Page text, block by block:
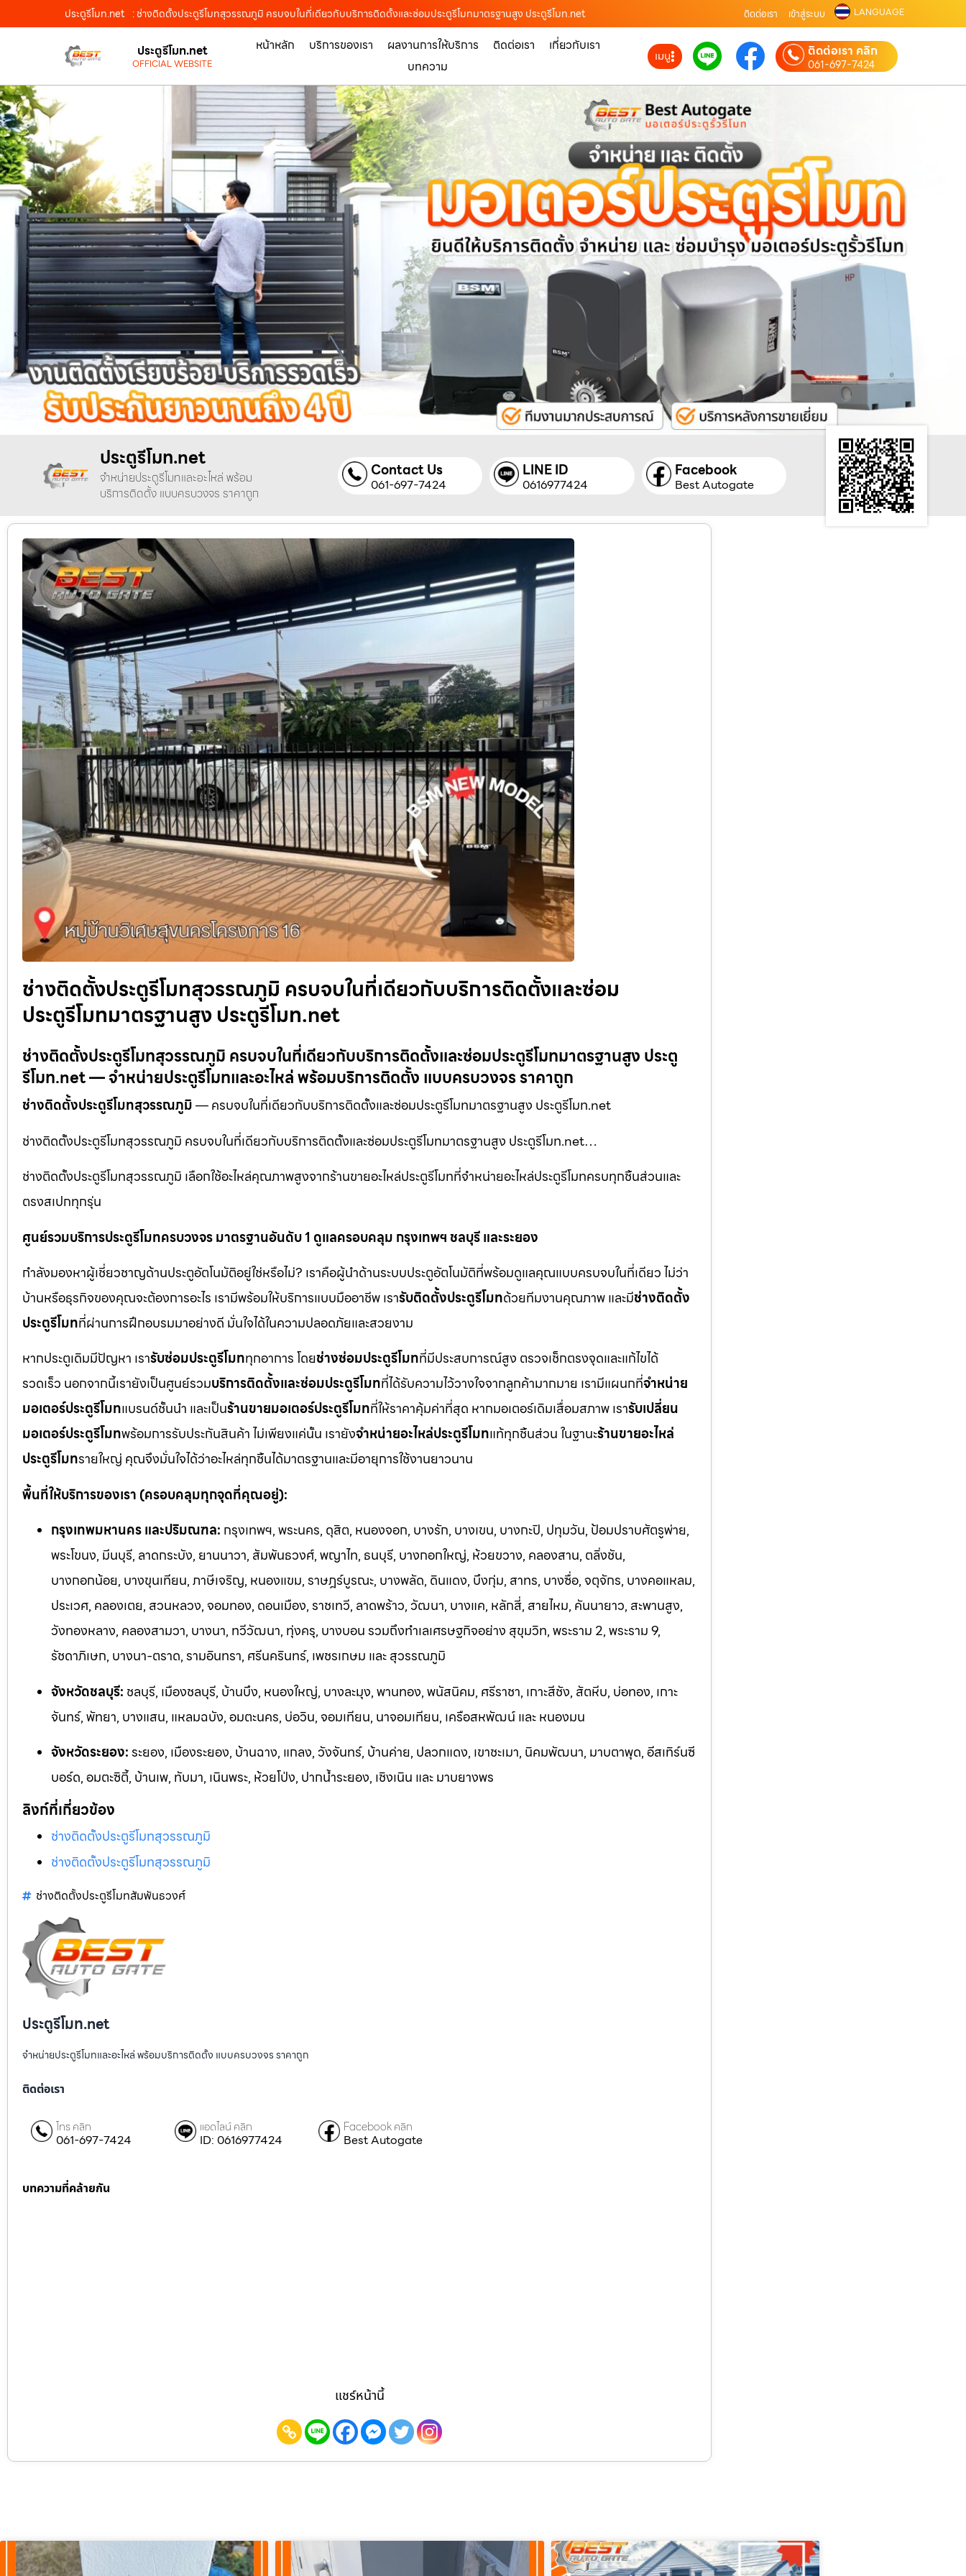
ประตูรีโมท.net : ช่างติดตั้งประตูรีโมทสุวรรณภูมิ ครบจบในที่เดียวกับบริการติดตั้งและซ่อมประตูรีโมทมาตรฐานสูง ประตูรีโมท.net ติดต่อเรา เข้าสู่ระบบ LANGUAGE
ประตูรีโมท.net
OFFICIAL WEBSITE
หน้าหลัก บริการของเรา ผลงานการให้บริการ ติดต่อเรา
เกี่ยวกับเรา
บทความ
เมนู ติดต่อเรา คลิก
061-697-7424
ประตูรีโมท.net
จำหน่ายประตูรีโมทและอะไหล่ พร้อม
บริการติดตั้ง แบบครบวงจร ราคาถูก
Contact Us
061-697-7424
LINE ID
0616977424
Facebook
Best Autogate
ช่างติดตั้งประตูรีโมทสุวรรณภูมิ ครบจบในที่เดียวกับบริการติดตั้งและซ่อม
ประตูรีโมทมาตรฐานสูง ประตูรีโมท.net
ช่างติดตั้งประตูรีโมทสุวรรณภูมิ ครบจบในที่เดียวกับบริการติดตั้งและซ่อมประตูรีโมทมาตรฐานสูง ประตู
รีโมท.net — จำหน่ายประตูรีโมทและอะไหล่ พร้อมบริการติดตั้ง แบบครบวงจร ราคาถูก
ช่างติดตั้งประตูรีโมทสุวรรณภูมิ— ครบจบในที่เดียวกับบริการติดตั้งและซ่อมประตูรีโมทมาตรฐานสูง ประตูรีโมท.net
ช่างติดตั้งประตูรีโมทสุวรรณภูมิ ครบจบในที่เดียวกับบริการติดตั้งและซ่อมประตูรีโมทมาตรฐานสูง ประตูรีโมท.net…
ช่างติดตั้งประตูรีโมทสุวรรณภูมิ เลือกใช้อะไหล่คุณภาพสูงจากร้านขายอะไหล่ประตูรีโมทที่จำหน่ายอะไหล่ประตูรีโมทครบทุกชิ้นส่วนและ
ตรงสเปกทุกรุ่น
ศูนย์รวมบริการประตูรีโมทครบวงจร มาตรฐานอันดับ 1 ดูแลครอบคลุม กรุงเทพฯ ชลบุรี และระยอง
กำลังมองหาผู้เชี่ยวชาญด้านประตูอัตโนมัติอยู่ใช่หรือไม่? เราคือผู้นำด้านระบบประตูอัตโนมัติที่พร้อมดูแลคุณแบบครบจบในที่เดียว ไม่ว่า
บ้านหรือธุรกิจของคุณจะต้องการอะไร เรามีพร้อมให้บริการแบบมืออาชีพ เรารับติดตั้งประตูรีโมทด้วยทีมงานคุณภาพ และมีช่างติดตั้ง
ประตูรีโมทที่ผ่านการฝึกอบรมมาอย่างดี มั่นใจได้ในความปลอดภัยและสวยงาม
หากประตูเดิมมีปัญหา เรารับซ่อมประตูรีโมททุกอาการ โดยช่างซ่อมประตูรีโมทที่มีประสบการณ์สูง ตรวจเช็กตรงจุดและแก้ไขได้
รวดเร็ว นอกจากนี้เรายังเป็นศูนย์รวมบริการติดตั้งและซ่อมประตูรีโมทที่ได้รับความไว้วางใจจากลูกค้ามากมาย เรามีแผนกที่จำหน่าย
มอเตอร์ประตูรีโมทแบรนด์ชั้นนำ และเป็นร้านขายมอเตอร์ประตูรีโมทที่ให้ราคาคุ้มค่าที่สุด หากมอเตอร์เดิมเสื่อมสภาพ เรารับเปลี่ยน
มอเตอร์ประตูรีโมทพร้อมการรับประกันสินค้า ไม่เพียงแค่นั้น เรายังจำหน่ายอะไหล่ประตูรีโมทแท้ทุกชิ้นส่วน ในฐานะร้านขายอะไหล่
ประตูรีโมทรายใหญ่ คุณจึงมั่นใจได้ว่าอะไหล่ทุกชิ้นได้มาตรฐานและมีอายุการใช้งานยาวนาน
พื้นที่ให้บริการของเรา (ครอบคลุมทุกจุดที่คุณอยู่):
กรุงเทพมหานคร และปริมณฑล: กรุงเทพฯ, พระนคร, ดุสิต, หนองจอก, บางรัก, บางเขน, บางกะปิ, ปทุมวัน, ป้อมปราบศัตรูพ่าย,
พระโขนง, มีนบุรี, ลาดกระบัง, ยานนาวา, สัมพันธวงศ์, พญาไท, ธนบุรี, บางกอกใหญ่, ห้วยขวาง, คลองสาน, ตลิ่งชัน,
บางกอกน้อย, บางขุนเทียน, ภาษีเจริญ, หนองแขม, ราษฎร์บูรณะ, บางพลัด, ดินแดง, บึงกุ่ม, สาทร, บางซื่อ, จตุจักร, บางคอแหลม,
ประเวศ, คลองเตย, สวนหลวง, จอมทอง, ดอนเมือง, ราชเทวี, ลาดพร้าว, วัฒนา, บางแค, หลักสี่, สายไหม, คันนายาว, สะพานสูง,
วังทองหลาง, คลองสามวา, บางนา, ทวีวัฒนา, ทุ่งครุ, บางบอน รวมถึงทำเลเศรษฐกิจอย่าง สุขุมวิท, พระราม 2, พระราม 9,
รัชดาภิเษก, บางนา-ตราด, รามอินทรา, ศรีนครินทร์, เพชรเกษม และ สุวรรณภูมิ
จังหวัดชลบุรี: ชลบุรี, เมืองชลบุรี, บ้านบึง, หนองใหญ่, บางละมุง, พานทอง, พนัสนิคม, ศรีราชา, เกาะสีชัง, สัตหีบ, บ่อทอง, เกาะ
จันทร์, พัทยา, บางแสน, แหลมฉบัง, อมตะนคร, บ่อวิน, จอมเทียน, นาจอมเทียน, เครือสหพัฒน์ และ หนองมน
จังหวัดระยอง:ระยอง, เมืองระยอง, บ้านฉาง, แกลง, วังจันทร์, บ้านค่าย, ปลวกแดง, เขาชะเมา, นิคมพัฒนา, มาบตาพุด, อีสเทิร์นซี
บอร์ด,อมตะซิตี้, บ้านเพ, ทับมา, เนินพระ, ห้วยโป่ง, ปากน้ำระยอง, เชิงเนิน และ มาบยางพร
ลิงก์ที่เกี่ยวข้อง
ช่างติดตั้งประตูรีโมทสุวรรณภูมิ
ช่างติดตั้งประตูรีโมทสุวรรณภูมิ
ช่างติดตั้งประตูรีโมทสัมพันธวงศ์
ประตูรีโมท.net
จำหน่ายประตูรีโมทและอะไหล่ พร้อมบริการติดตั้ง แบบครบวงจร ราคาถูก
ติดต่อเรา
โทร คลิก
061-697-7424
แอดไลน์ คลิก
ID: 0616977424
Facebook คลิก
Best Autogate
บทความที่คล้ายกัน
แชร์หน้านี้